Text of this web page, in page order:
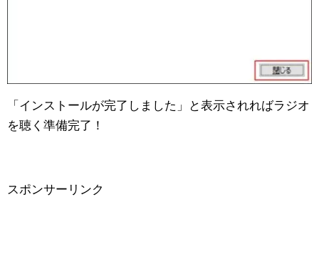
「インストールが完了しました」と表示されればラジオ
を聴く準備完了！
スポンサーリンク